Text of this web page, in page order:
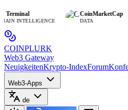
CoinMarketCap
COINPLURK
Web3 Gateway
NeuigkeitenKrypto-IndexForum
Web3-Apps
de